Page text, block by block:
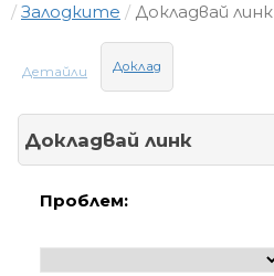
Залодките
Докладвай линк
Детайли Доклад
Докладвай линк
Проблем: